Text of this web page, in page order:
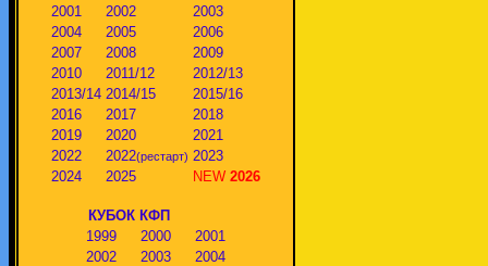
2001
2002
2003
2004
2005
2006
2007
2008
2009
2010
2011/12
2012/13
2013/14 2014/15
2015/16
2016
2017
2018
2019
2020
2021
2022
2022(рестарт) 2023
2024
2025 NEW 2026
КУБОК КФП
1999
2000
2001
2002
2003
2004